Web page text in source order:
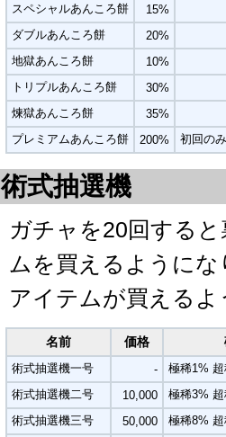
スペシャルあんころ餅
15%
ダブルあんころ餅
20%
地獄あんころ餅
10%
トリプルあんころ餅
30%
煉獄あんころ餅
35%
プレミアムあんころ餅
200% 初回の
術式抽選機
ガチャを20回する
ムを買えるように
アイテムが買える
名前 価格
術式抽選機一号 -
極稀1%
術式抽選機二号
10,000
極稀3%
術式抽選機三号
50,000
極稀8%